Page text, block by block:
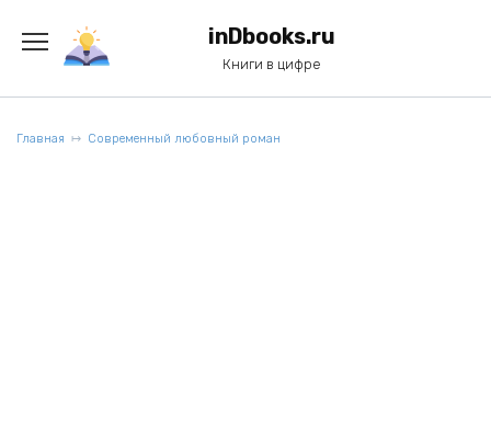
содержанию
inDbooks.ru
Книги в цифре
Главная Современный любовный роман